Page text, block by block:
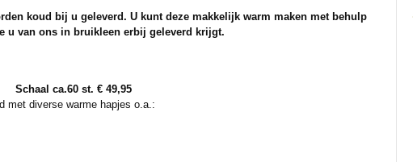
koud bij u geleverd. U kunt deze makkelijk warm maken met behulp
u van ons in bruikleen erbij geleverd krijgt.
ca.60 st. € 49,95
met diverse warme hapjes o.a.: